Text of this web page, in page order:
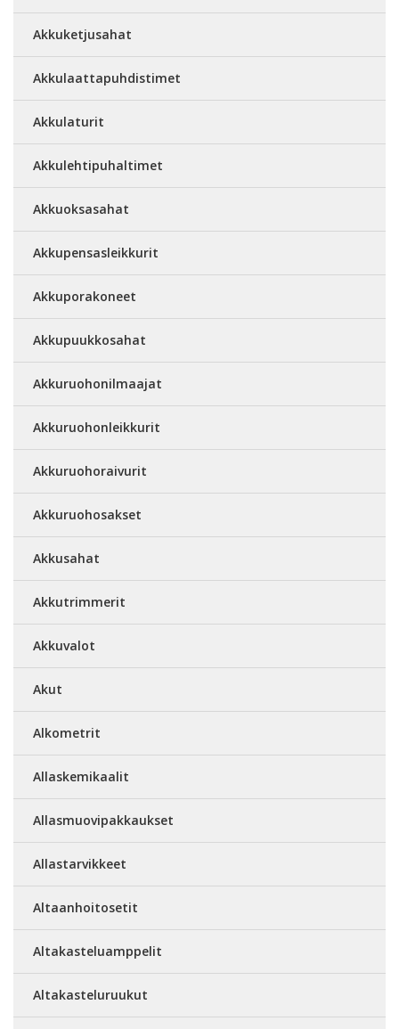
Akkuketjusahat
Akkulaattapuhdistimet
Akkulaturit
Akkulehtipuhaltimet
Akkuoksasahat
Akkupensasleikkurit
Akkuporakoneet
Akkupuukkosahat
Akkuruohonilmaajat
Akkuruohonleikkurit
Akkuruohoraivurit
Akkuruohosakset
Akkusahat
Akkutrimmerit
Akkuvalot
Akut
Alkometrit
Allaskemikaalit
Allasmuovipakkaukset
Allastarvikkeet
Altaanhoitosetit
Altakasteluamppelit
Altakasteluruukut